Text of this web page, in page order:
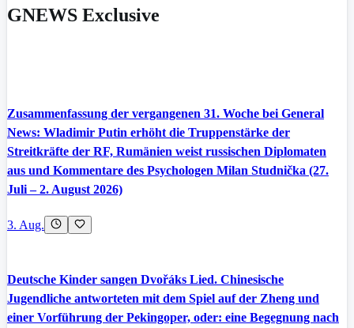
GNEWS Exclusive
Zusammenfassung der vergangenen 31. Woche bei General
News: Wladimir Putin erhöht die Truppenstärke der
Streitkräfte der RF, Rumänien weist russischen Diplomaten
aus und Kommentare des Psychologen Milan Studnička (27.
Juli – 2. August 2026)
3. Aug.
Deutsche Kinder sangen Dvořáks Lied. Chinesische
Jugendliche antworteten mit dem Spiel auf der Zheng und
einer Vorführung der Pekingoper, oder: eine Begegnung nach